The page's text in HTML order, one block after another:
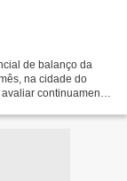
de balanço da
na cidade do
continuamente